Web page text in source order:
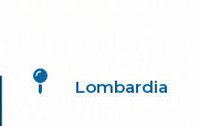
Lombardia
